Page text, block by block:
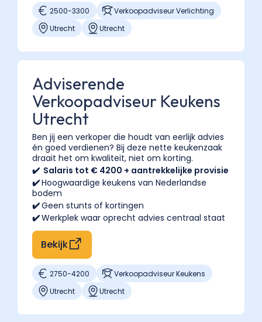
2500-3300
Verkoopadviseur Verlichting
Utrecht
Utrecht
Adviserende
Verkoopadviseur Keukens
Utrecht
Ben jij een verkoper die houdt van eerlijk advies
én goed verdienen? Bij deze nette keukenzaak
draait het om kwaliteit, niet om korting.
✔️ Salaris tot € 4200 + aantrekkelijke provisie
✔️Hoogwaardige keukens van Nederlandse
bodem
✔️Geen stunts of kortingen
✔️Werkplek waar oprecht advies centraal staat
2750-4200
Verkoopadviseur Keukens
Utrecht
Utrecht
Bekijk